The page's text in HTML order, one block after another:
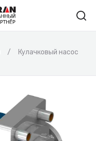
Кулачковый насос